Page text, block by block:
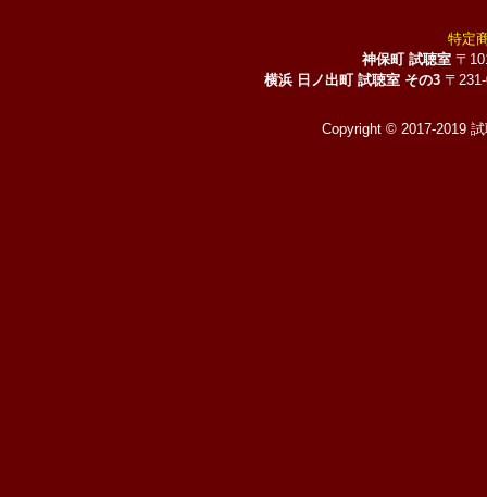
特定
神保町 試聴室 〒
横浜 日ノ出町 試聴室 その3 〒
Copyright © 2017-2019